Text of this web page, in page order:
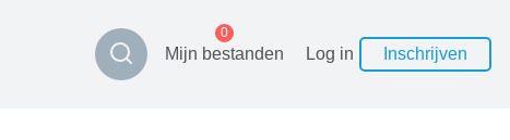
Mijn bestanden
0
Log in Inschrijven